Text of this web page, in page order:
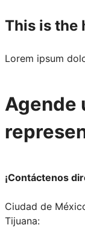
This is the
Lorem ipsum
Agende
¡Contáctenos
Ciudad de
Tijuana: